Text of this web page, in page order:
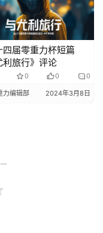
四届零重力杯短篇
利旅行》评论
0 0 0
力编辑部 2024年3月8日